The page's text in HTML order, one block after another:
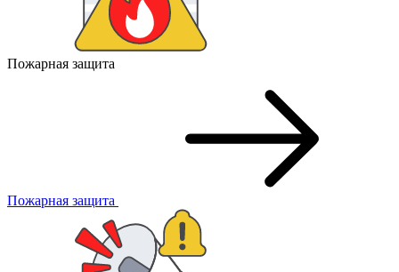
Пожарная защита
Пожарная защита